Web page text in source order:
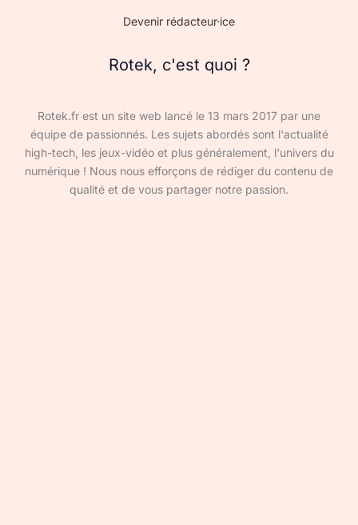
Devenir rédacteur·ice
Rotek, c'est quoi ?
Rotek.fr est un site web lancé le 13 mars 2017 par une
équipe de passionnés. Les sujets abordés sont l'actualité
high-tech, les jeux-vidéo et plus généralement, l'univers du
numérique ! Nous nous efforçons de rédiger du contenu de
qualité et de vous partager notre passion.